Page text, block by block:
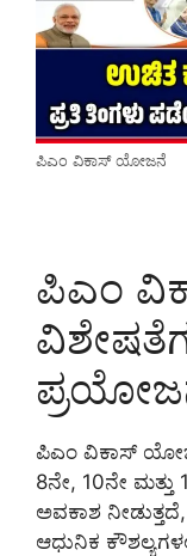
ಪಿಎಂ ವಿಕಾಸ್ ಯೋಜನೆ
ಪಿಎಂ
ಪಿಎಂ ವಿಕಾಸ್
8ನೇ, 10ನೇ
ಅವಕಾಶ
ಆಧುನಿಕ